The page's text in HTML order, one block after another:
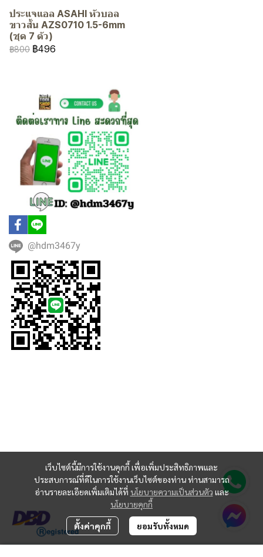
ประแจแอล ASAHI หัวบอล
ขาวสั้น AZS0710 1.5-6mm
(ชุด 7 ตัว)
฿800 ฿496
เว็บไซต์นี้มีการใช้งานคุกกี้ เพื่อเพิ่มประสิทธิภาพและ
ประสบการณ์ที่ดีในการใช้งานเว็บไซต์ของท่าน ท่านสามารถ
อ่านรายละเอียดเพิ่มเติมได้ที่ นโยบายความเป็นส่วนตัว และ
นโยบายคุกกี้
ตั้งค่าคุกกี้ ยอมรับทั้งหมด
@hdm3467y